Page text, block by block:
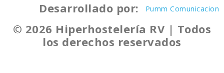
Desarrollado por: Pumm Comunicacion
© 2026 Hiperhostelería RV | Todos
los derechos reservados